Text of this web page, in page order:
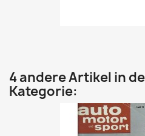
4 andere Artikel in
Kategorie: